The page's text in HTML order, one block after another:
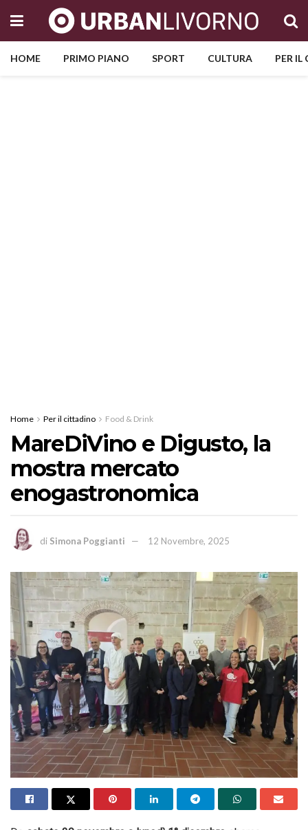
HOME PRIMO PIANO SPORT CULTURA PER
Home Per il cittadino Food & Drink
MareDiVino e Digusto, la
mostra mercato
enogastronomica
di Simona Poggianti 12 Novembre, 2025